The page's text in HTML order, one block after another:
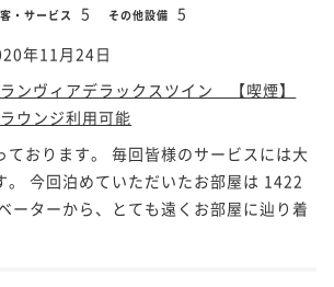
・サービス 5 その他設備 5
年11月24日
ンヴィアデラックスツイン 【喫煙】
ウンジ利用可能
ております。 毎回皆様のサービスには大
。 今回泊めていただいたお部屋は 1422
ーターから、とても遠くお部屋に辿り着